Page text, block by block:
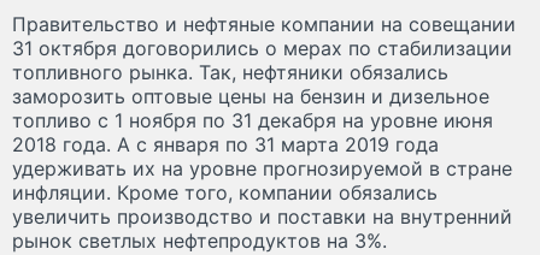
Правительство и нефтяные компании на совещании
31 октября договорились о мерах по стабилизации
топливного рынка. Так, нефтяники обязались
заморозить оптовые цены на бензин и дизельное
топливо с 1 ноября по 31 декабря на уровне июня
2018 года. А с января по 31 марта 2019 года
удерживать их на уровне прогнозируемой в стране
инфляции. Кроме того, компании обязались
увеличить производство и поставки на внутренний
рынок светлых нефтепродуктов на 3%.